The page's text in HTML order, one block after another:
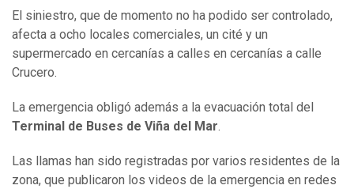
El siniestro, que de momento no ha podido ser controlado,
afecta a ocho locales comerciales, un cité y un
supermercado en cercanías a calles en cercanías a calle
Crucero.
La emergencia obligó además a la evacuación total del
Terminal de Buses de Viña del Mar.
Las llamas han sido registradas por varios residentes de la
zona, que publicaron los videos de la emergencia en redes